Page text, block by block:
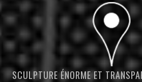
SCULPTURE ÉNORME ET